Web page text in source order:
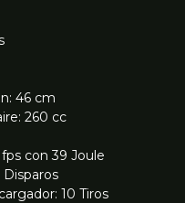
46 cm
260 cc
con 39 Joule
10 Tiros